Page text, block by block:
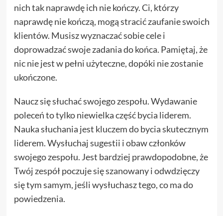
nich tak naprawdę ich nie kończy. Ci, którzy
naprawdę nie kończą, mogą stracić zaufanie swoich
klientów. Musisz wyznaczać sobie cele i
doprowadzać swoje zadania do końca. Pamiętaj, że
nic nie jest w pełni użyteczne, dopóki nie zostanie
ukończone.
Naucz się słuchać swojego zespołu. Wydawanie
poleceń to tylko niewielka część bycia liderem.
Nauka słuchania jest kluczem do bycia skutecznym
liderem. Wysłuchaj sugestii i obaw członków
swojego zespołu. Jest bardziej prawdopodobne, że
Twój zespół poczuje się szanowany i odwdzięczy
się tym samym, jeśli wysłuchasz tego, co ma do
powiedzenia.